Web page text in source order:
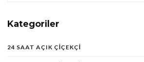
Kategoriler
24 SAAT AÇIK ÇIÇEKÇI